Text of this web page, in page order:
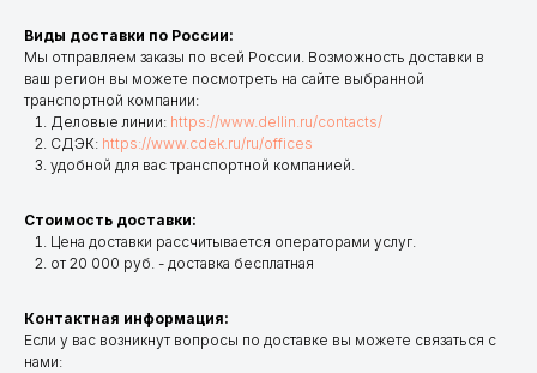
Виды доставки по России:
Мы отправляем заказы по всей России. Возможность доставки в
ваш регион вы можете посмотреть на сайте выбранной
транспортной компании:
Деловые линии: https://www.dellin.ru/contacts/
СДЭК: https://www.cdek.ru/ru/offices
удобной для вас транспортной компанией.
Стоимость доставки:
Цена доставки рассчитывается операторами услуг.
от 20 000 руб. - доставка бесплатная
Контактная информация:
Если у вас возникнут вопросы по доставке вы можете связаться с
нами: